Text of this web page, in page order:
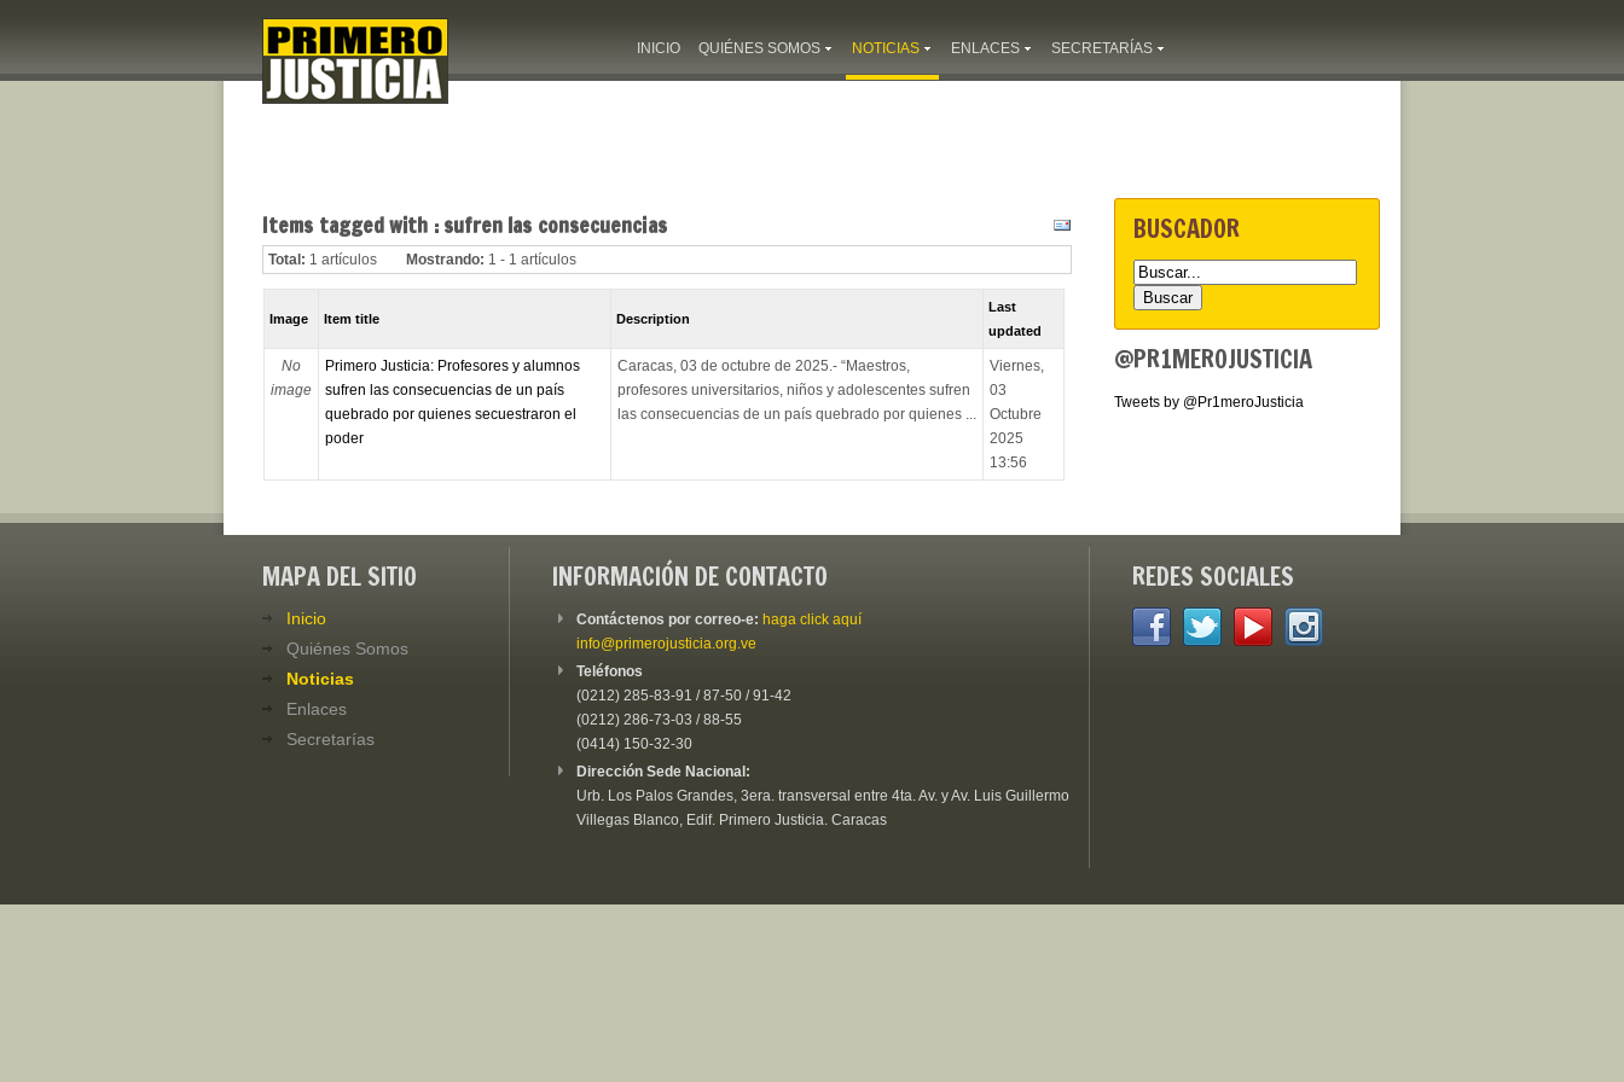
INICIO QUIÉNES SOMOS NOTICIAS ENLACES SECRETARÍAS
Items tagged with : sufren las consecuencias
Total: 1 artículos Mostrando: 1 - 1 artículos
Image Item title Description
Last
updated
No
image
Primero Justicia: Profesores y alumnos
sufren las consecuencias de un país
quebrado por quienes secuestraron el
poder
Caracas, 03 de octubre de 2025.- “Maestros,
profesores universitarios, niños y adolescentes sufren
las consecuencias de un país quebrado por quienes ...
Viernes,
03
Octubre
2025
13:56
BUSCADOR
@PR1MEROJUSTICIA
Tweets by @Pr1meroJusticia
MAPA DEL SITIO
Inicio
Quiénes Somos
Noticias
Enlaces
Secretarías
INFORMACIÓN DE CONTACTO
Contáctenos por correo-e: haga click aquí
info@primerojusticia.org.ve
Teléfonos
(0212) 285-83-91 / 87-50 / 91-42
(0212) 286-73-03 / 88-55
(0414) 150-32-30
Dirección Sede Nacional:
Urb. Los Palos Grandes, 3era. transversal entre 4ta. Av. y Av. Luis Guillermo
Villegas Blanco, Edif. Primero Justicia. Caracas
REDES SOCIALES